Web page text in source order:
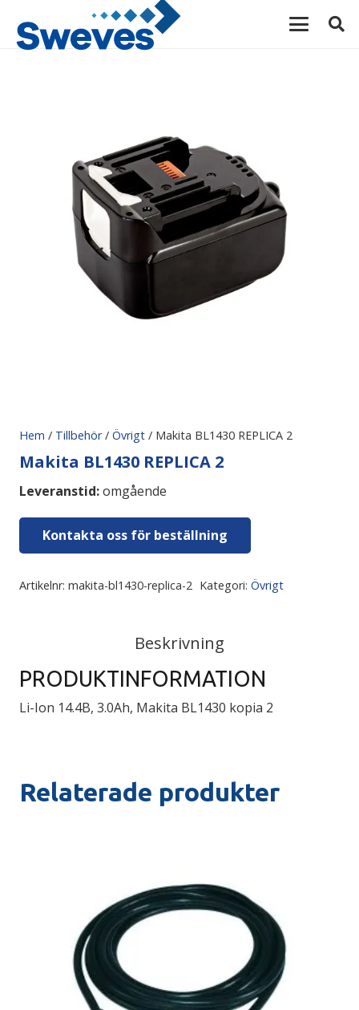
Hem / Tillbehör/ Övrigt / Makita BL1430 REPLICA 2
Makita BL1430 REPLICA 2
Leveranstid:omgående
Kontakta oss för beställning
Artikelnr: makita-bl1430-replica-2 Kategori: Övrigt
Beskrivning
PRODUKTINFORMATION
Li-Ion 14.4В, 3.0Аh, Makita BL1430 kopia 2
Relaterade produkter